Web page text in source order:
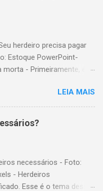
herdeiro precisa pagar
Estoque PowerPoint-
- Primeiramente, é
para transmissão
elementos são: A)
importância monetária,
não cumpridas,
a conclusão de que, quem
herda débito. A
LEIA MAIS
necessários - Foto:
- Herdeiros
Esse é o tema dessa